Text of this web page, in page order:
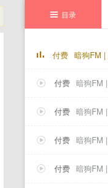
 目录
付费 暗狗FM
 付费 暗狗FM
 付费 暗狗FM
 付费 暗狗FM
 付费 暗狗FM